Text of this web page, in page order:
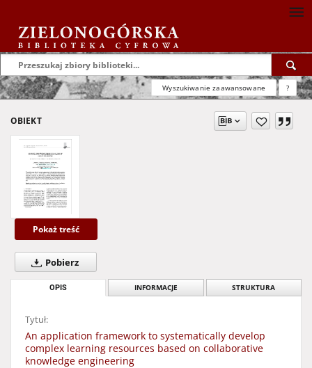
Wyszukiwanie zaawansowane ?
OBIEKT
Pokaż treść
Pobierz
OPIS INFORMACJE STRUKTURA
Tytuł:
An application framework to systematically develop
complex learning resources based on collaborative
knowledge engineering